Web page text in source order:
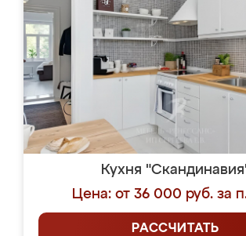
Кухня
Цена: от 36 000 руб. за
РАССЧИТАТЬ